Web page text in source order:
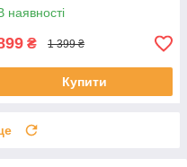
наявності
₴ 1 399 ₴
Купити